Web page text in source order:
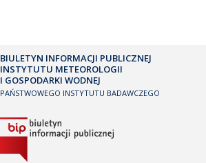
BIULETYN INFORMACJI PUBLICZNEJ
INSTYTUTU METEOROLOGII
I GOSPODARKI WODNEJ
PAŃSTWOWEGO INSTYTUTU BADAWCZEGO